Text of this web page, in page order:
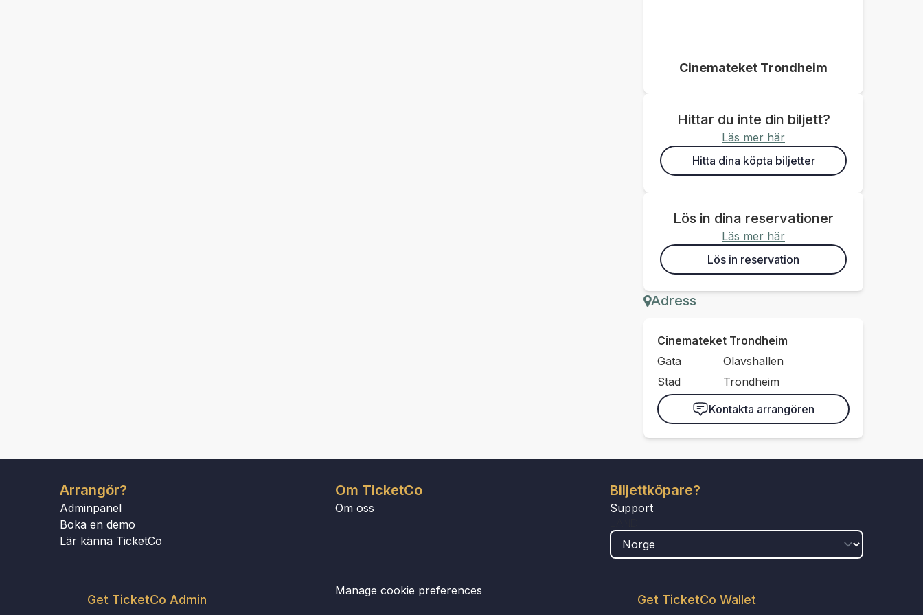
Cinemateket Trondheim
Hittar du inte din biljett?
Läs mer här
Hitta dina köpta biljetter
Lös in dina reservationer
Läs mer här
Lös in reservation
Adress
Cinemateket Trondheim
Gata
Olavshallen
Stad
Trondheim
Kontakta arrangören
Arrangör?
Adminpanel
Boka en demo
Lär känna TicketCo
Get TicketCo Admin
Om TicketCo
Om oss
Manage cookie preferences
Biljettköpare?
Support
Get TicketCo Wallet